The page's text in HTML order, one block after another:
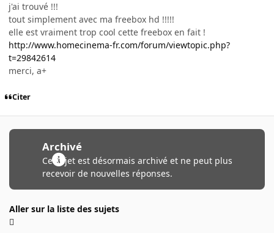
j'ai trouvé !!!
tout simplement avec ma freebox hd !!!!!
elle est vraiment trop cool cette freebox en fait !
http://www.homecinema-fr.com/forum/viewtopic.php?
t=29842614
merci, a+
Citer
Archivé
Ce sujet est désormais archivé et ne peut plus
recevoir de nouvelles réponses.
Aller sur la liste des sujets